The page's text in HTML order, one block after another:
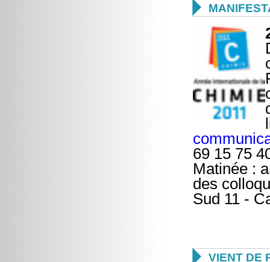

69 15 75
Matinée :
des
Sud 11 -
 VIENT DE